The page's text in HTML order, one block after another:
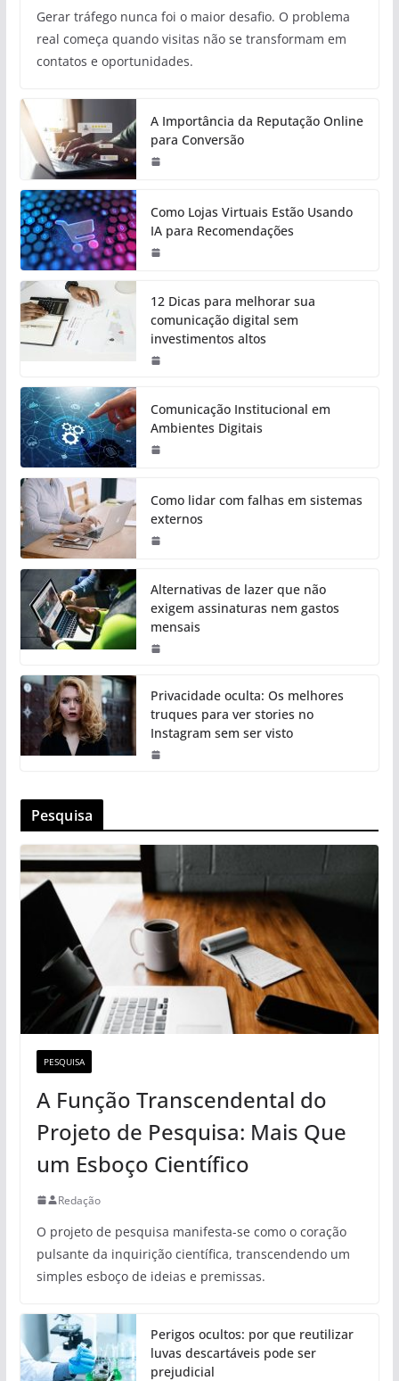
Gerar tráfego nunca foi o maior desafio. O problema
real começa quando visitas não se transformam em
contatos e oportunidades.
A Importância da Reputação Online
para Conversão
Como Lojas Virtuais Estão Usando
IA para Recomendações
12 Dicas para melhorar sua
comunicação digital sem
investimentos altos
Comunicação Institucional em
Ambientes Digitais
Como lidar com falhas em sistemas
externos
Alternativas de lazer que não
exigem assinaturas nem gastos
mensais
Privacidade oculta: Os melhores
truques para ver stories no
Instagram sem ser visto
Pesquisa
PESQUISA
A Função Transcendental do
Projeto de Pesquisa: Mais Que
um Esboço Científico
Redação
O projeto de pesquisa manifesta-se como o coração
pulsante da inquirição científica, transcendendo um
simples esboço de ideias e premissas.
Perigos ocultos: por que reutilizar
luvas descartáveis pode ser
prejudicial